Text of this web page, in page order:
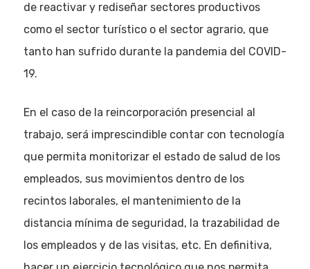
de reactivar y rediseñar sectores productivos
como el sector turístico o el sector agrario, que
tanto han sufrido durante la pandemia del COVID-
19.
En el caso de la reincorporación presencial al
trabajo, será imprescindible contar con tecnología
que permita monitorizar el estado de salud de los
empleados, sus movimientos dentro de los
recintos laborales, el mantenimiento de la
distancia mínima de seguridad, la trazabilidad de
los empleados y de las visitas, etc. En definitiva,